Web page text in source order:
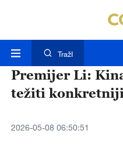
TražI
Premijer Li:
težiti
2026-05-08 06:50:51